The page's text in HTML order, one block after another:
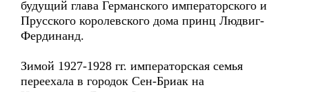
будущий глава Германского императорского и
Прусского королевского дома принц Людвиг-
Фердинанд.
Зимой 1927-1928 гг. императорская семья
переехала в городок Сен-Бриак на